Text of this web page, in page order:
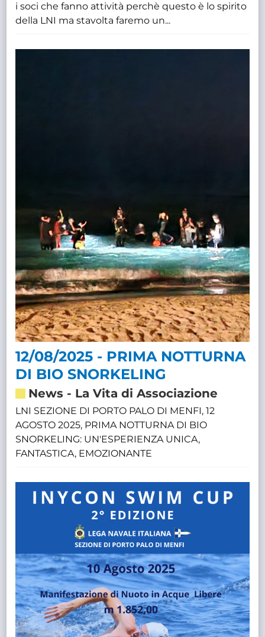
i soci che fanno attività perchè questo è lo spirito
della LNI ma stavolta faremo un...
12/08/2025 - PRIMA NOTTURNA
DI BIO SNORKELING
News - La Vita di Associazione
LNI SEZIONE DI PORTO PALO DI MENFI, 12
AGOSTO 2025, PRIMA NOTTURNA DI BIO
SNORKELING: UN'ESPERIENZA UNICA,
FANTASTICA, EMOZIONANTE